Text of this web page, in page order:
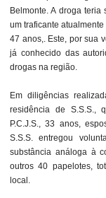
Belmonte. A droga
um traficante
47 anos,. Este, por sua
já conhecido das
drogas na região.
Em diligências
residência de S.S.S.,
P.C.J.S., 33 anos,
S.S.S. entregou
substância análoga à
outros 40 papelotes,
local.